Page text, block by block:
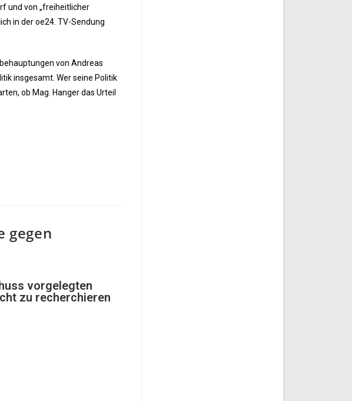
und von „freiheitlicher
in der oe24. TV-Sendung
von Andreas
insgesamt. Wer seine Politik
ob Mag. Hanger das Urteil
gegen
vorgelegten
zu recherchieren